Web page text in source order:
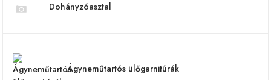
Dohányzóasztal
Ágyneműtartós ülőgarnitúrák